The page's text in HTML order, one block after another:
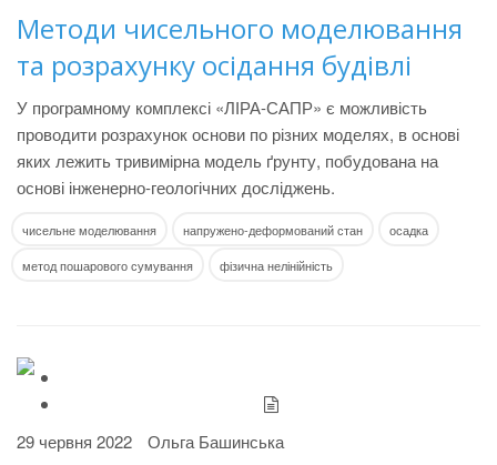
Методи чисельного моделювання
та розрахунку осідання будівлі
У програмному комплексі «ЛІРА-САПР» є можливість
проводити розрахунок основи по різних моделях, в основі
яких лежить тривимірна модель ґрунту, побудована на
основі інженерно-геологічних досліджень.
чисельне моделювання напружено-деформований стан
осадка
метод пошарового сумування
фізична нелінійність
29 червня 2022 Ольга Башинська